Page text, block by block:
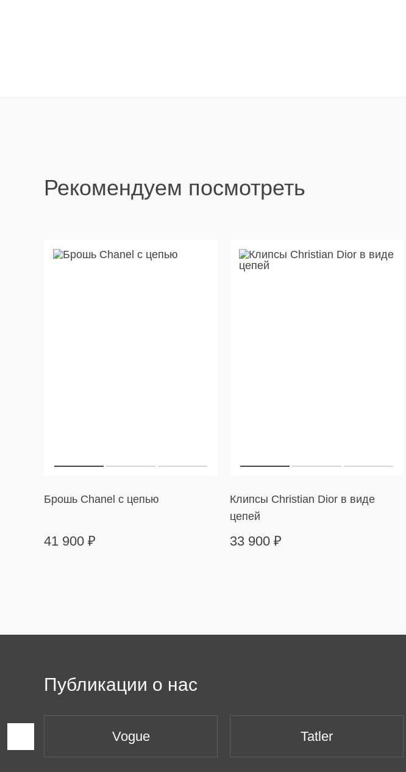
Рекомендуем посмотреть
Брошь Chanel с цепью
41 900 ₽
Клипсы Christian Dior в виде
цепей
33 900 ₽
Публикации о нас
Vogue Tatler